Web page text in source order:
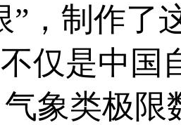
”，制作了
仅是中国
气象类极